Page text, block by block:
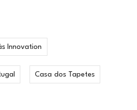
Innovation
Casa dos Tapetes